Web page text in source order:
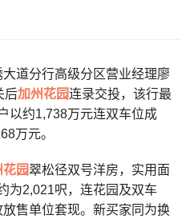
道分行高级分区营业经理廖
后加州花园连录交投，该行最
以约1,738万元连双车位成
万元。
园翠松径双号洋房，实用面
为2,021呎，连花园及双车
售单位套现。新买家同为换